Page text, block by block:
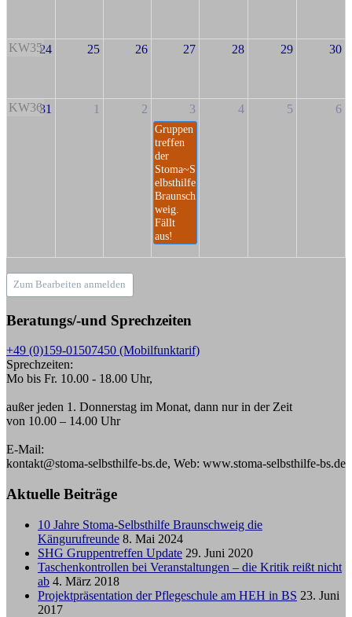
KW3524 25 26 27 28 29 30
KW3631 1 2 3
Gruppen
treffen
der
Stoma~S
elbsthilfe
Braunsch
weig.
Fällt
aus!
4 5 6
Zum Bearbeiten anmelden
Beratungs/-und Sprechzeiten
+49 (0)159-01507450 (Mobilfunktarif)
Sprechzeiten:
Mo bis Fr. 10.00 - 18.00 Uhr,
außer jeden 1. Donnerstag im Monat, dann nur in der Zeit
von 10.00 – 14.00 Uhr
E-Mail:
kontakt@stoma-selbsthilfe-bs.de, Web: www.stoma-selbsthilfe-bs.de
Aktuelle Beiträge
10 Jahre Stoma-Selbsthilfe Braunschweig die
Kängurufreunde 8. Mai 2024
SHG Gruppentreffen Update 29. Juni 2020
Taschenkontrollen bei Veranstaltungen – die Kritik reißt nicht
ab 4. März 2018
Projektpräsentation der Pflegeschule am HEH in BS 23. Juni
2017